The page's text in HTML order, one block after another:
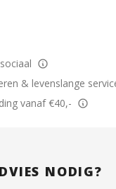
& levenslange
vanaf €40,-
NODIG?